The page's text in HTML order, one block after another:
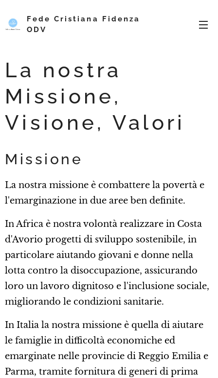
Fede Cristiana Fidenza
ODV
La nostra
Missione,
Visione, Valori
Missione
La nostra missione è combattere la povertà e
l'emarginazione in due aree ben definite.
In Africa è nostra volontà realizzare in Costa
d'Avorio progetti di sviluppo sostenibile, in
particolare aiutando giovani e donne nella
lotta contro la disoccupazione, assicurando
loro un lavoro dignitoso e l'inclusione sociale,
migliorando le condizioni sanitarie.
In Italia la nostra missione è quella di aiutare
le famiglie in difficoltà economiche ed
emarginate nelle provincie di Reggio Emilia e
Parma, tramite fornitura di generi di prima